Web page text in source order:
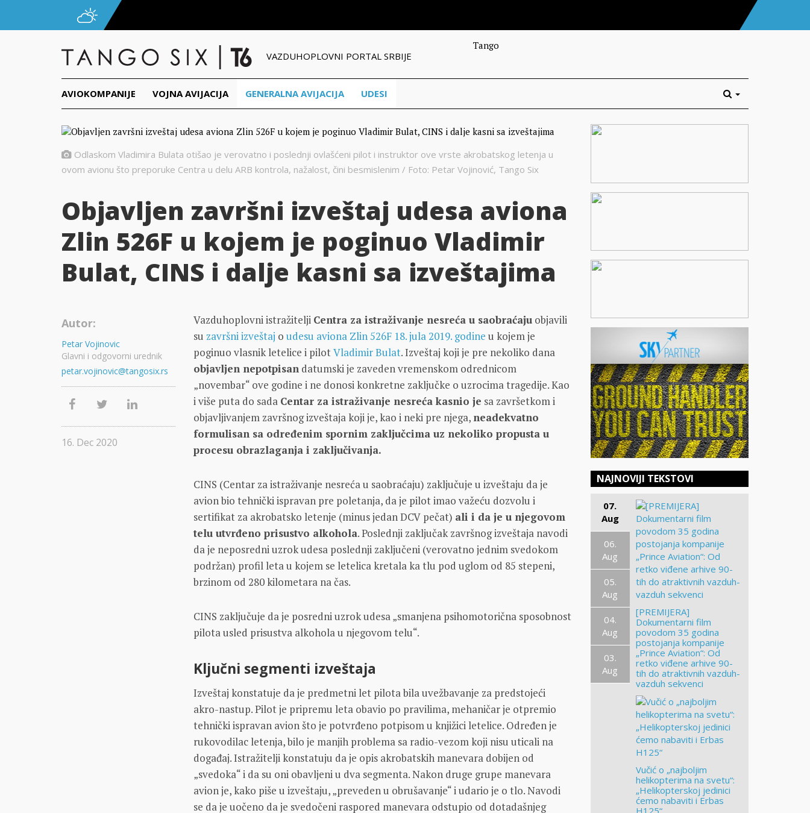
VAZDUHOPLOVNI PORTAL SRBIJE
Tango
AVIOKOMPANIJE VOJNA AVIJACIJA GENERALNA AVIJACIJA UDESI
Odlaskom Vladimira Bulata otišao je verovatno i poslednji ovlašćeni pilot i instruktor ove vrste akrobatskog letenja u
ovom avionu što preporuke Centra u delu ARB kontrola, nažalost, čini besmislenim / Foto: Petar Vojinović, Tango Six
Objavljen završni izveštaj udesa aviona
Zlin 526F u kojem je poginuo Vladimir
Bulat, CINS i dalje kasni sa izveštajima
Vazduhoplovni istražitelji Centra za istraživanje nesreća u saobraćaju objavili
su završni izveštaj oudesu aviona Zlin 526F 18. jula 2019. godine u kojem je
poginuo vlasnik letelice i pilotVladimir Bulat. Izveštaj koji je pre nekoliko dana
objavljen nepotpisan datumski je zaveden vremenskom odrednicom
„novembar“ ove godine i ne donosi konkretne zaključke o uzrocima tragedije. Kao
i više puta do sada Centar za istraživanje nesreća kasnio je sa završetkom i
objavljivanjem završnog izveštaja koji je, kao i neki pre njega, neadekvatno
formulisan sa određenim spornim zaključcima uz nekoliko propusta u
procesu obrazlaganja i zaključivanja.
CINS (Centar za istraživanje nesreća u saobraćaju) zaključuje u izveštaju da je
avion bio tehnički ispravan pre poletanja, da je pilot imao važeću dozvolu i
sertifikat za akrobatsko letenje (minus jedan DCV pečat) ali i da je u njegovom
telu utvrđeno prisustvo alkohola. Poslednji zaključak završnog izveštaja navodi
da je neposredni uzrok udesa poslednji zaključeni (verovatno jednim svedokom
podržan) profil leta u kojem se letelica kretala ka tlu pod uglom od 85 stepeni,
brzinom od 280 kilometara na čas.
CINS zaključuje da je posredni uzrok udesa „smanjena psihomotorična sposobnost
pilota usled prisustva alkohola u njegovom telu“.
Ključni segmenti izveštaja
Izveštaj konstatuje da je predmetni let pilota bila uvežbavanje za predstojeći
akro-nastup. Pilot je pripremu leta obavio po pravilima, mehaničar je otpremio
tehnički ispravan avion što je potvrđeno potpisom u knjižici letelice. Određen je
rukovodilac letenja, bilo je manjih problema sa radio-vezom koji nisu uticali na
događaj. Istražitelji konstatuju da je opis akrobatskih manevara dobijen od
„svedoka“ i da su oni obavljeni u dva segmenta. Nakon druge grupe manevara
avion je, kako piše u izveštaju, „preveden u obrušavanje“ i udario je o tlo. Navodi
se da je uočeno da je svedočeni raspored manevara odstupio od dotadašnjeg
Autor:
Petar Vojinovic
Glavni i odgovorni urednik
petar.vojinovic@tangosix.rs
16. Dec 2020
NAJNOVIJI TEKSTOVI
07.
Aug
06.
Aug
05.
Aug
04.
Aug
03.
Aug
[PREMIJERA]
Dokumentarni film
povodom 35 godina
postojanja kompanije
„Prince Aviation“: Od
retko viđene arhive 90-
tih do atraktivnih vazduh-
vazduh sekvenci
Vučić o „najboljim
helikopterima na svetu“:
„Helikopterskoj jedinici
ćemo nabaviti i Erbas
H125“